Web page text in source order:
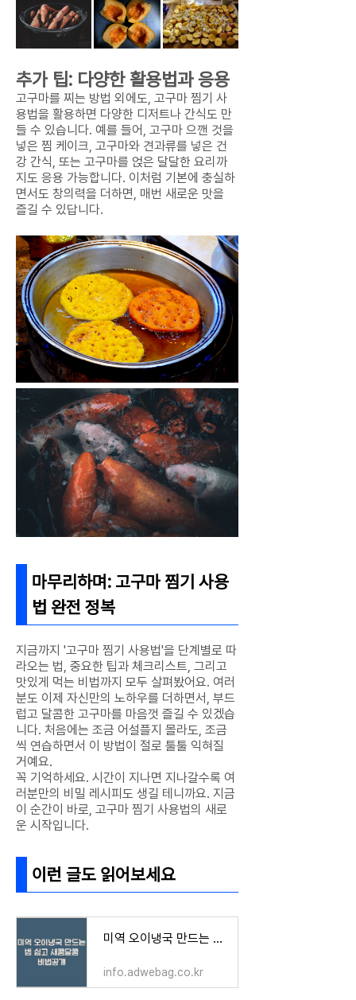
추가 팁: 다양한 활용법과 응용
고구마를 찌는 방법 외에도, 고구마 찜기 사
용법을 활용하면 다양한 디저트나 간식도 만
들 수 있습니다. 예를 들어, 고구마 으깬 것을
넣은 찜 케이크, 고구마와 견과류를 넣은 건
강 간식, 또는 고구마를 얹은 달달한 요리까
지도 응용 가능합니다. 이처럼 기본에 충실하
면서도 창의력을 더하면, 매번 새로운 맛을
즐길 수 있답니다.
마무리하며: 고구마 찜기 사용
법 완전 정복
지금까지 '고구마 찜기 사용법'을 단계별로 따
라오는 법, 중요한 팁과 체크리스트, 그리고
맛있게 먹는 비법까지 모두 살펴봤어요. 여러
분도 이제 자신만의 노하우를 더하면서, 부드
럽고 달콤한 고구마를 마음껏 즐길 수 있겠습
니다. 처음에는 조금 어설플지 몰라도, 조금
씩 연습하면서 이 방법이 절로 툴툴 익혀질
거예요.
꼭 기억하세요. 시간이 지나면 지나갈수록 여
러분만의 비밀 레시피도 생길 테니까요. 지금
이 순간이 바로, 고구마 찜기 사용법의 새로
운 시작입니다.
이런 글도 읽어보세요
미역 오이냉국 만드는 법 쉽고 새콤달콤 비법공개
info.adwebag.co.kr